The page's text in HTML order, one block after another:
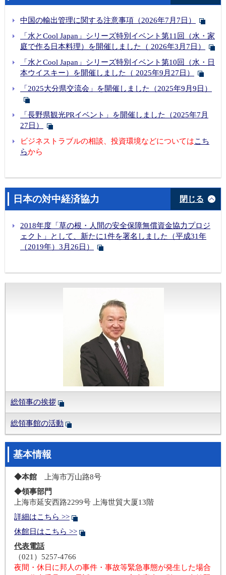
中国の輸出管理に関する注意事項（2026年7月7日）
「水とCool Japan」シリーズ特別イベント第11回（水・家
庭で作る日本料理）を開催しました（ 2026年3月7日）
「水とCool Japan」シリーズ特別イベント第10回（水・日
本ウイスキー）を開催しました（ 2025年9月27日）
「2025大分県交流会」を開催しました（2025年9月9日）
「長野県観光PRイベント」を開催しました（2025年7月
27日）
ビジネストラブルの相談、投資環境などについてはこち
らから
日本の対中経済協力 閉じる
2018年度「草の根・人間の安全保障無償資金協力プロジ
ェクト」として、新たに1件を署名しました（平成31年
（2019年）3月26日）
総領事の挨拶
総領事館の活動
基本情報
◆本館 上海市万山路8号
◆領事部門
上海市延安西路2299号 上海世貿大厦13階
詳細はこちら >>
休館日はこちら >>
代表電話
（021）5257-4766
夜間・休日に邦人の事件・事故等緊急事態が発生した場合